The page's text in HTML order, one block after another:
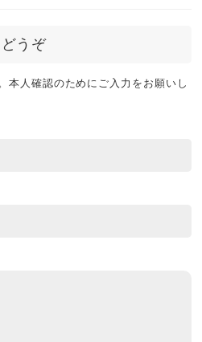
うぞ
本人確認のためにご入力をお願いし